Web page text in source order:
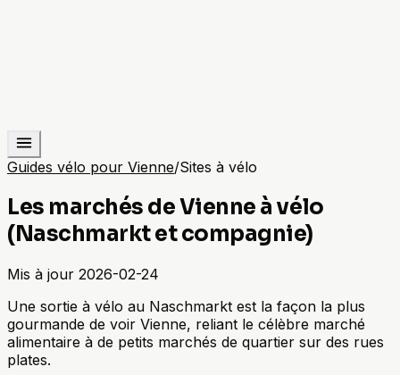
Guides vélo pour Vienne/Sites à vélo
Les marchés de Vienne à vélo
(Naschmarkt et compagnie)
Mis à jour 2026-02-24
Une sortie à vélo au Naschmarkt est la façon la plus
gourmande de voir Vienne, reliant le célèbre marché
alimentaire à de petits marchés de quartier sur des rues
plates.